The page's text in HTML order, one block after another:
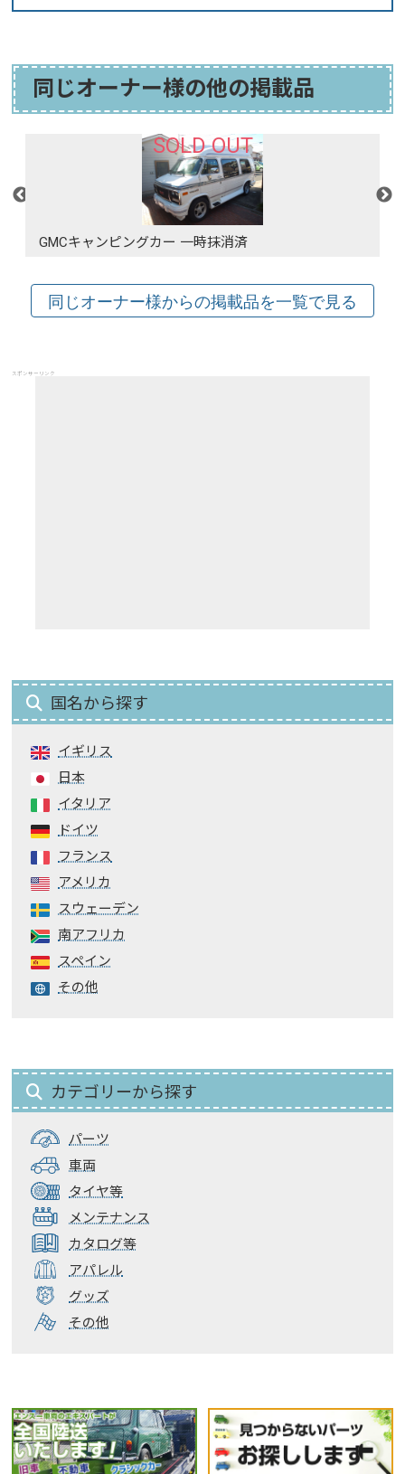
同じオーナー様の他の掲載品
SOLD OUT
GMCキャンピングカー 一時抹消済
スポンサーリンク
国名から探す
イギリス
日本
イタリア
ドイツ
フランス
アメリカ
スウェーデン
南アフリカ
スペイン
その他
カテゴリーから探す
パーツ
車両
タイヤ等
メンテナンス
カタログ等
アパレル
グッズ
その他